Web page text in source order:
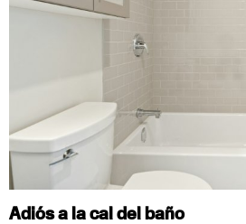
Adiós a la cal del baño